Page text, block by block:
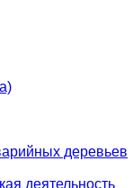
деревьев
деятельность